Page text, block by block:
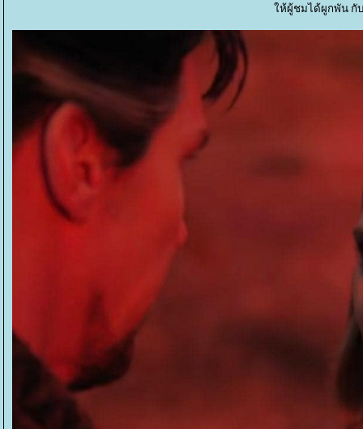
ห้ผู้ชมได้ผูกพัน กับ